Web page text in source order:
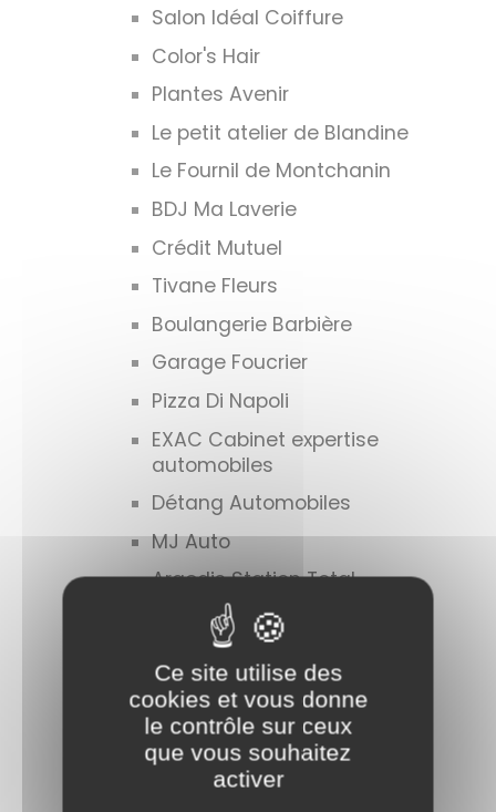
Salon Idéal Coiffure
Color's Hair
Plantes Avenir
Le petit atelier de Blandine
Le Fournil de Montchanin
BDJ Ma Laverie
Crédit Mutuel
Tivane Fleurs
Boulangerie Barbière
Garage Foucrier
Pizza Di Napoli
EXAC Cabinet expertise
automobiles
Détang Automobiles
MJ Auto
Argedis Station Total
Auto Pièces Moteurs 71
Astrée Institut
Coiffure à domicile
Escale Beauté
Thérapeute
psychocorporelle
Ce site utilise des
cookies et vous donne
le contrôle sur ceux
que vous souhaitez
activer